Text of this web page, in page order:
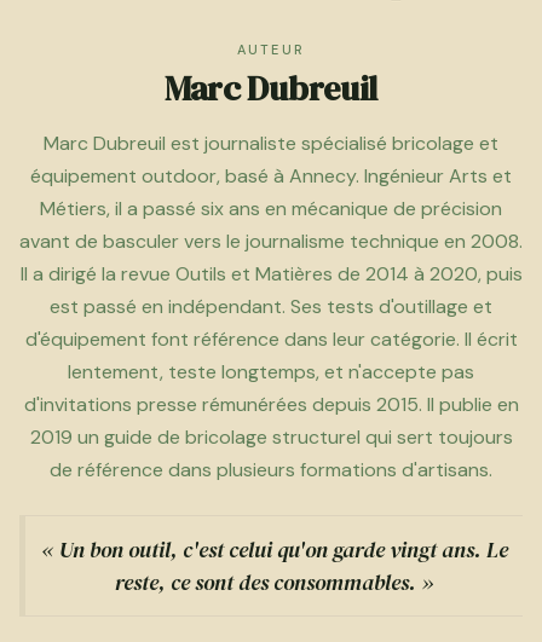
AUTEUR
Marc Dubreuil
Marc Dubreuil est journaliste spécialisé bricolage et
équipement outdoor, basé à Annecy. Ingénieur Arts et
Métiers, il a passé six ans en mécanique de précision
avant de basculer vers le journalisme technique en 2008.
Il a dirigé la revue Outils et Matières de 2014 à 2020, puis
est passé en indépendant. Ses tests d'outillage et
d'équipement font référence dans leur catégorie. Il écrit
lentement, teste longtemps, et n'accepte pas
d'invitations presse rémunérées depuis 2015. Il publie en
2019 un guide de bricolage structurel qui sert toujours
de référence dans plusieurs formations d'artisans.
« Un bon outil, c'est celui qu'on garde vingt ans. Le
reste, ce sont des consommables. »